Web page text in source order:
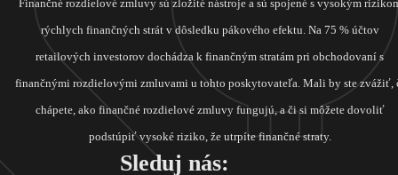
Finančné rozdielové zmluvy sú zložité nástroje a sú spojené s vysokým
rýchlych finančných strát v dôsledku pákového efektu. Na 75 % účtov
retailových investorov dochádza k finančným stratám pri obchodovaní s
finančnými rozdielovými zmluvami u tohto poskytovateľa. Mali by ste zvážiť,
chápete, ako finančné rozdielové zmluvy fungujú, a či si môžete dovoliť
podstúpiť vysoké riziko, že utrpíte finančné straty.
Sleduj nás: